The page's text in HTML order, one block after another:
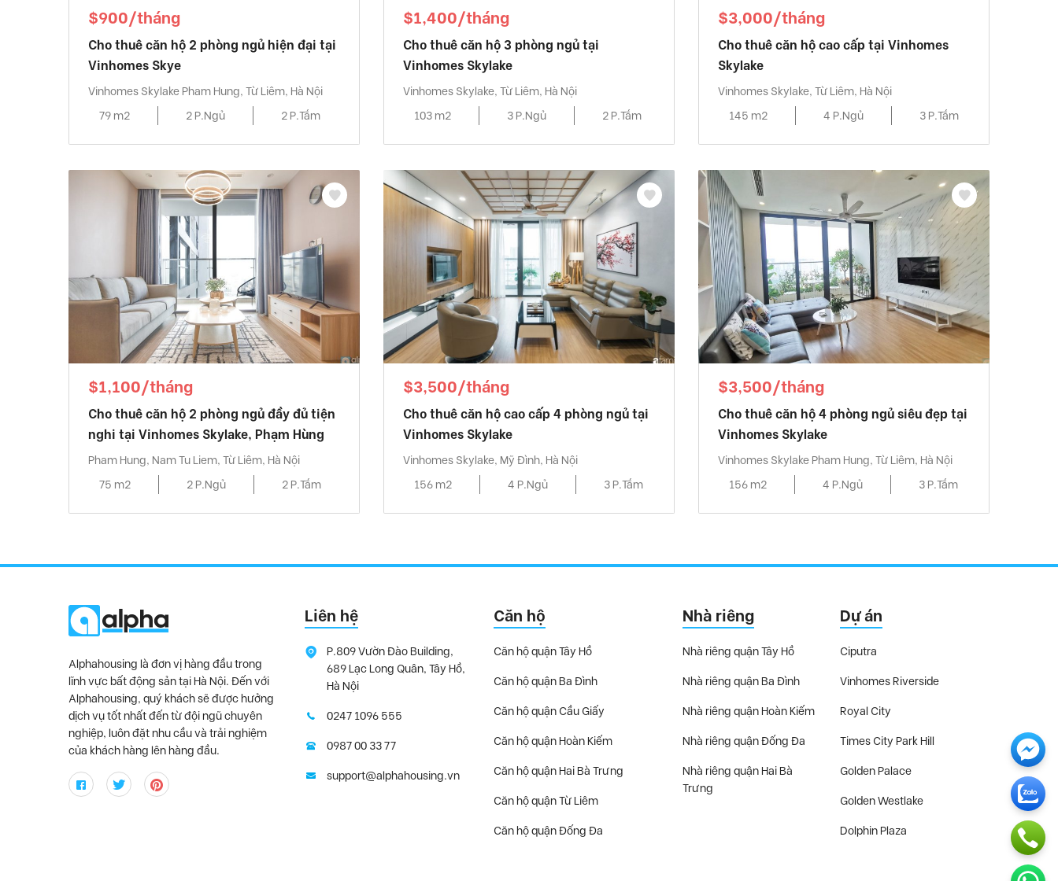
$900/tháng
Cho thuê căn hộ 2 phòng ngủ hiện đại tại
Vinhomes Skye
Vinhomes Skylake Pham Hung, Từ Liêm, Hà Nội
79 m2
2 P.Ngủ 2 P.Tắm
$1,400/tháng
Cho thuê căn hộ 3 phòng ngủ tại
Vinhomes Skylake
Vinhomes Skylake, Từ Liêm, Hà Nội
103 m2
3 P.Ngủ 2 P.Tắm
$3,000/tháng
Cho thuê căn hộ cao cấp tại Vinhomes
Skylake
Vinhomes Skylake, Từ Liêm, Hà Nội
145 m2
4 P.Ngủ 3 P.Tắm
$1,100/tháng
Cho thuê căn hộ 2 phòng ngủ đầy đủ tiện
nghi tại Vinhomes Skylake, Phạm Hùng
Pham Hung, Nam Tu Liem, Từ Liêm, Hà Nội
75 m2
2 P.Ngủ 2 P.Tắm
$3,500/tháng
Cho thuê căn hộ cao cấp 4 phòng ngủ tại
Vinhomes Skylake
Vinhomes Skylake, Mỹ Đình, Hà Nội
156 m2
4 P.Ngủ 3 P.Tắm
$3,500/tháng
Cho thuê căn hộ 4 phòng ngủ siêu đẹp tại
Vinhomes Skylake
Vinhomes Skylake Pham Hung, Từ Liêm, Hà Nội
156 m2
4 P.Ngủ 3 P.Tắm
Alphahousing là đơn vị hàng đầu trong
lĩnh vực bất động sản tại Hà Nội. Đến với
Alphahousing, quý khách sẽ được hưởng
dịch vụ tốt nhất đến từ đội ngũ chuyên
nghiệp, luôn đặt nhu cầu và trải nghiệm
của khách hàng lên hàng đầu.
Liên hệ
P.809 Vườn Đào Building,
689 Lạc Long Quân, Tây Hồ,
Hà Nội
0247 1096 555
0987 00 33 77
support@alphahousing.vn
Căn hộ
Căn hộ quận Tây Hồ
Căn hộ quận Ba Đình
Căn hộ quận Cầu Giấy
Căn hộ quận Hoàn Kiếm
Căn hộ quận Hai Bà Trưng
Căn hộ quận Từ Liêm
Căn hộ quận Đống Đa
Nhà riêng
Nhà riêng quận Tây Hồ
Nhà riêng quận Ba Đình
Nhà riêng quận Hoàn Kiếm
Nhà riêng quận Đống Đa
Nhà riêng quận Hai Bà
Trưng
Dự án
Ciputra
Vinhomes Riverside
Royal City
Times City Park Hill
Golden Palace
Golden Westlake
Dolphin Plaza